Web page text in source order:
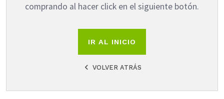
comprando al hacer click en el siguiente botón.
IR AL INICIO
VOLVER ATRÁS